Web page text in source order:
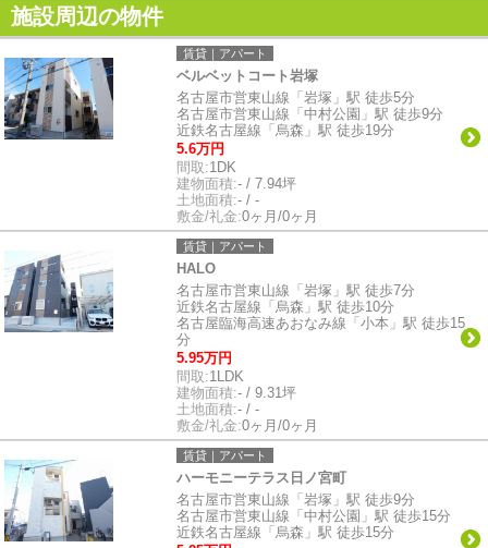
施設周辺の物件
賃貸｜アパート
ベルベットコート岩塚
名古屋市営東山線「岩塚」駅 徒歩5分
名古屋市営東山線「中村公園」駅 徒歩9分
近鉄名古屋線「烏森」駅 徒歩19分
5.6万円
間取:1DK
建物面積:- / 7.94坪
土地面積:- / -
敷金/礼金:0ヶ月/0ヶ月
賃貸｜アパート
HALO
名古屋市営東山線「岩塚」駅 徒歩7分
近鉄名古屋線「烏森」駅 徒歩10分
名古屋臨海高速あおなみ線「小本」駅 徒歩15
分
5.95万円
間取:1LDK
建物面積:- / 9.31坪
土地面積:- / -
敷金/礼金:0ヶ月/0ヶ月
賃貸｜アパート
ハーモニーテラス日ノ宮町
名古屋市営東山線「岩塚」駅 徒歩9分
名古屋市営東山線「中村公園」駅 徒歩15分
近鉄名古屋線「烏森」駅 徒歩15分